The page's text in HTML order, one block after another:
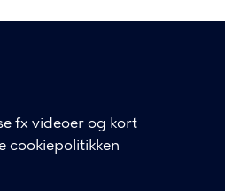
fx videoer og kort
cookiepolitikken